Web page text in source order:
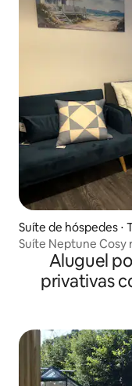
Suíte de hóspedes ⋅
Suíte Neptune
gratuito.Aluguel
privativas